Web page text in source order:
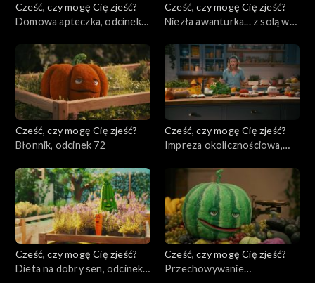
Cześć, czy mogę Cię zjeść?
Domowa apteczka, odcinek
Cześć, czy mogę Cię zjeść?
Niezła awanturka... z solą w
Cześć, czy mogę Cię zjeść?
Błonnik, odcinek 72
Cześć, czy mogę Cię zjeść?
Impreza okolicznościowa,
Cześć, czy mogę Cię zjeść?
Dieta na dobry sen, odcinek
Cześć, czy mogę Cię zjeść?
Przechowywanie